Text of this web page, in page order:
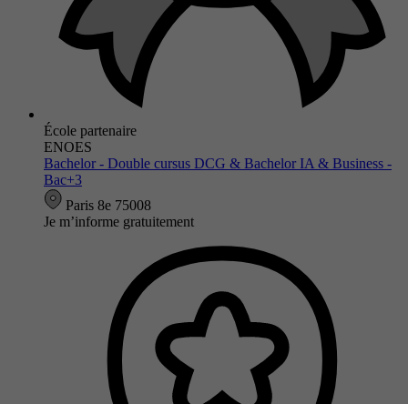
École partenaire
ENOES
Bachelor - Double cursus DCG & Bachelor IA & Business -
Bac+3
Paris 8e 75008
Je m’informe gratuitement